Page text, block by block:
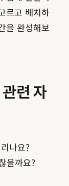
르고 배치하
을 완성해보
련 자
나요?
을까요?